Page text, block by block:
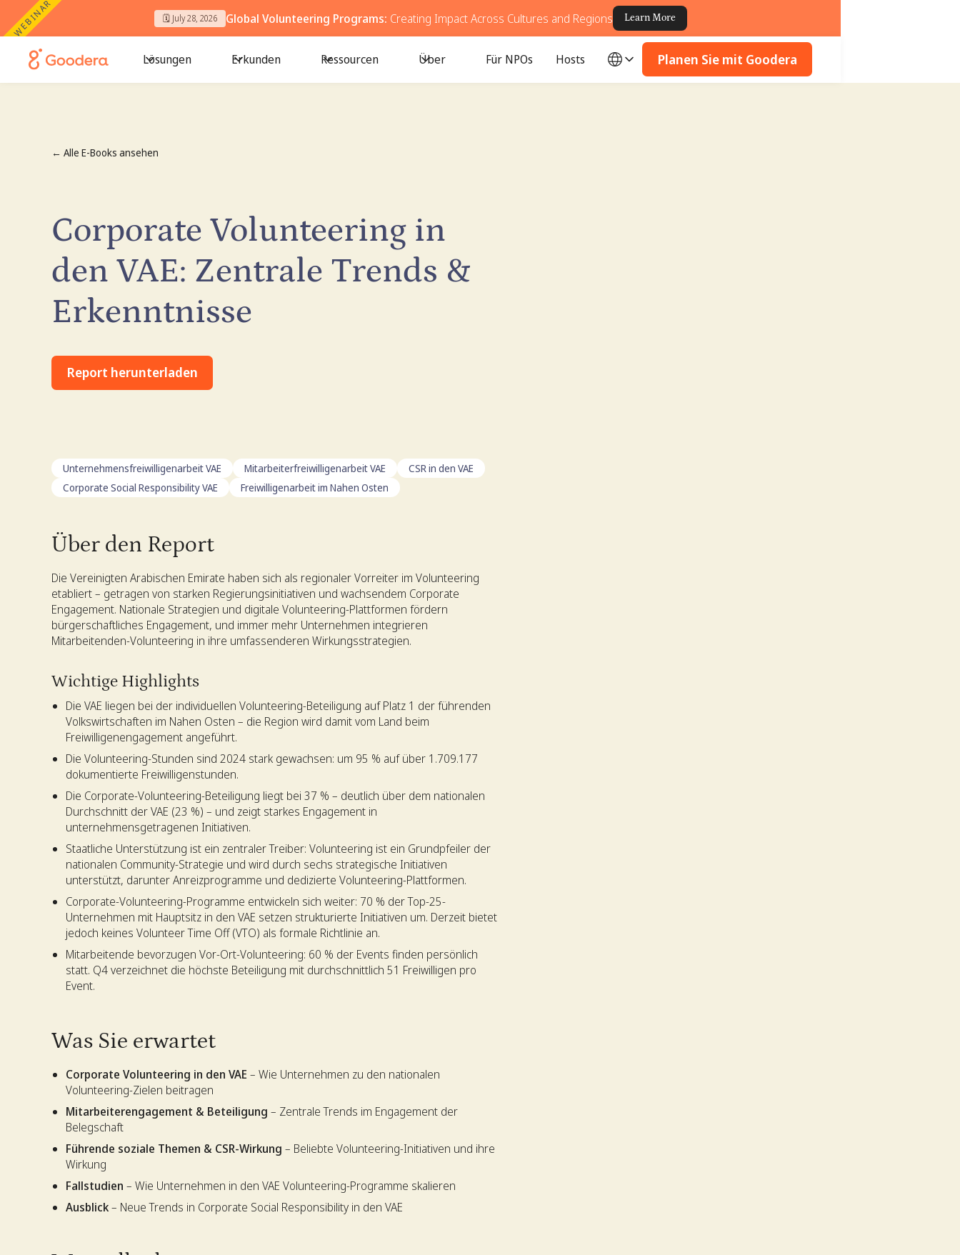
WEBINAR 🗓️ July 28, 2026 Global Volunteering Programs: Creating Impact Across Cultures and Regions Learn More
Lösungen Erkunden Ressourcen Über Für NPOs Hosts Planen Sie mit Goodera
← Alle E-Books ansehen
Corporate Volunteering in
den VAE: Zentrale Trends &
Erkenntnisse
Report herunterladen
Unternehmensfreiwilligenarbeit VAE Mitarbeiterfreiwilligenarbeit VAE
CSR in den VAE
Corporate Social Responsibility VAE
Freiwilligenarbeit im Nahen Osten
Über den Report
Die Vereinigten Arabischen Emirate haben sich als regionaler Vorreiter im Volunteering
etabliert – getragen von starken Regierungsinitiativen und wachsendem Corporate
Engagement. Nationale Strategien und digitale Volunteering-Plattformen fördern
bürgerschaftliches Engagement, und immer mehr Unternehmen integrieren
Mitarbeitenden-Volunteering in ihre umfassenderen Wirkungsstrategien.
Wichtige Highlights
Die VAE liegen bei der individuellen Volunteering-Beteiligung auf Platz 1 der führenden
Volkswirtschaften im Nahen Osten – die Region wird damit vom Land beim
Freiwilligenengagement angeführt.
Die Volunteering-Stunden sind 2024 stark gewachsen: um 95 % auf über 1.709.177
dokumentierte Freiwilligenstunden.
Die Corporate-Volunteering-Beteiligung liegt bei 37 % – deutlich über dem nationalen
Durchschnitt der VAE (23 %) – und zeigt starkes Engagement in
unternehmensgetragenen Initiativen.
Staatliche Unterstützung ist ein zentraler Treiber: Volunteering ist ein Grundpfeiler der
nationalen Community-Strategie und wird durch sechs strategische Initiativen
unterstützt, darunter Anreizprogramme und dedizierte Volunteering-Plattformen.
Corporate-Volunteering-Programme entwickeln sich weiter: 70 % der Top-25-
Unternehmen mit Hauptsitz in den VAE setzen strukturierte Initiativen um. Derzeit bietet
jedoch keines Volunteer Time Off (VTO) als formale Richtlinie an.
Mitarbeitende bevorzugen Vor-Ort-Volunteering: 60 % der Events finden persönlich
statt. Q4 verzeichnet die höchste Beteiligung mit durchschnittlich 51 Freiwilligen pro
Event.
Was Sie erwartet
Corporate Volunteering in den VAE – Wie Unternehmen zu den nationalen
Volunteering-Zielen beitragen
Mitarbeiterengagement & Beteiligung – Zentrale Trends im Engagement der
Belegschaft
Führende soziale Themen & CSR-Wirkung – Beliebte Volunteering-Initiativen und ihre
Wirkung
Fallstudien – Wie Unternehmen in den VAE Volunteering-Programme skalieren
Ausblick– Neue Trends in Corporate Social Responsibility in den VAE